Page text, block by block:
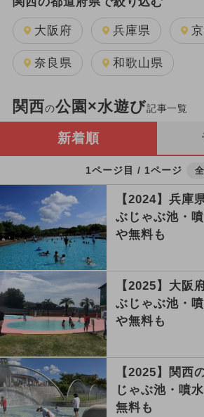
大阪府 兵庫県
奈良県 和歌山県
関西の公園×水遊び記事一覧
新着順
1ページ目 / 1ページ
【2024】兵庫
ぶじゃぶ池・
や無料も
【2025】大阪
ぶじゃぶ池・
や無料も
【2025】関西
じゃぶ池・噴
無料も